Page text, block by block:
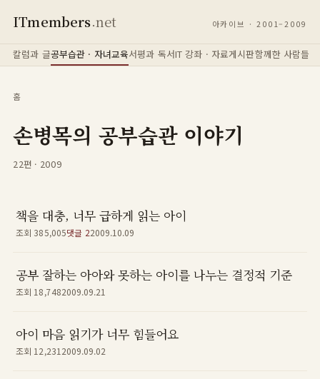
ITmembers.net 아카이브 · 2001–2009
칼럼과 글공부습관 · 자녀교육서평과 독서IT 강좌 · 자료게시판함께한 사람들
홈
손병목의 공부습관 이야기
22편 · 2009
책을 대충, 너무 급하게 읽는 아이
조회 385,005댓글 22009.10.09
공부 잘하는 아아와 못하는 아이를 나누는 결정적 기준
조회 18,7482009.09.21
아이 마음 읽기가 너무 힘들어요
조회 12,231 2009.09.02